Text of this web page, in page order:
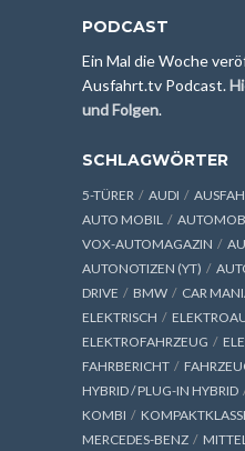
PODCAST
Ein Mal die Woche
Ausfahrt.tv Podcast.
und Folgen.
SCHLAGWÖRTER
5-TÜRER AUDI
AUTO MOBIL
VOX-AUTOMAGAZIN
AUTONOTIZEN (YT)
DRIVE
BMW CAR
ELEKTRISCH
ELEKTROFAHRZEUG
FAHRBERICHT
HYBRID / PLUG-IN HYBRID
KOMBI
MERCEDES-BENZ